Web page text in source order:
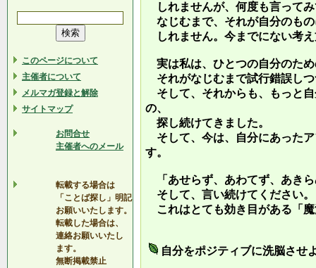
このページについて
主催者について
メルマガ登録と解除
サイトマップ
お問合せ
主催者へのメール
転載する場合は
「ことば探し」明記
お願いいたします。
転載した場合は、
連絡お願いいたし
ます。
無断掲載禁止
しれませんが、何度も言って
なじむまで、それが自分のも
しれません。今までにない考
実は私は、ひとつの自分のた
それがなじむまで試行錯誤し
そして、それからも、もっと
の、
探し続けてきました。
そして、今は、自分にあった
す。
「あせらず、あわてず、あき
そして、言い続けてください。
これはとても効き目がある「
自分をポジティブに洗脳させ